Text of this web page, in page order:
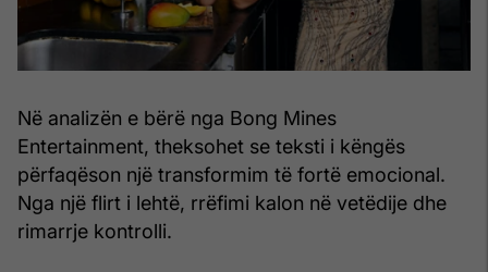
Në analizën e bërë nga Bong Mines
Entertainment, theksohet se teksti i këngës
përfaqëson një transformim të fortë emocional.
Nga një flirt i lehtë, rrëfimi kalon në vetëdije dhe
rimarrje kontrolli.